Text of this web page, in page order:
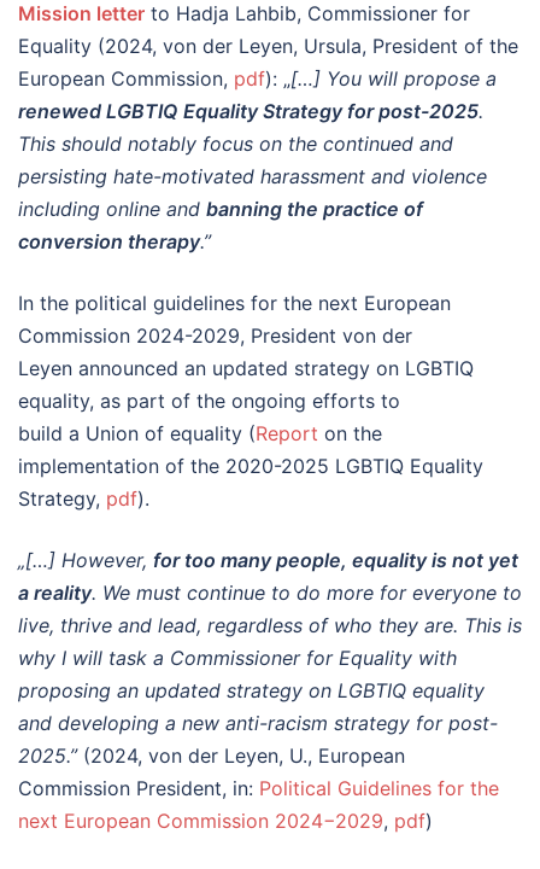
Mission letter to Hadja Lahbib, Commissioner for
Equality (2024, von der Leyen, Ursula, President of the
European Commission, pdf): „[…] You will propose a
renewed LGBTIQ Equality Strategy for post-2025.
This should notably focus on the continued and
persisting hate-motivated harassment and violence
including online and banning the practice of
conversion therapy.”
In the political guidelines for the next European
Commission 2024-2029, President von der
Leyen announced an updated strategy on LGBTIQ
equality, as part of the ongoing efforts to
build a Union of equality (Report on the
implementation of the 2020-2025 LGBTIQ Equality
Strategy, pdf).
„[…] However, for too many people, equality is not yet
a reality. We must continue to do more for everyone to
live, thrive and lead, regardless of who they are. This is
why I will task a Commissioner for Equality with
proposing an updated strategy on LGBTIQ equality
and developing a new anti-racism strategy for post-
2025.”(2024, von der Leyen, U., European
Commission President, in: Political Guidelines for the
next European Commission 2024−2029, pdf)